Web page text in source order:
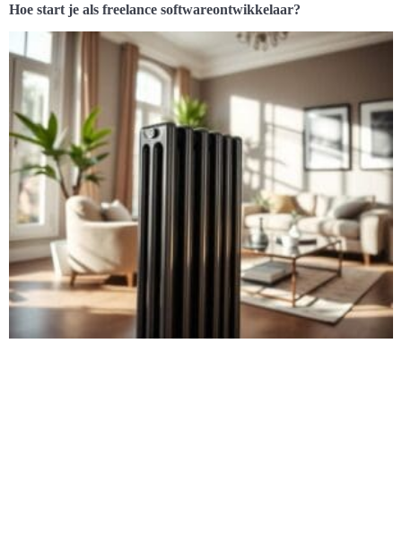
Hoe start je als freelance softwareontwikkelaar?